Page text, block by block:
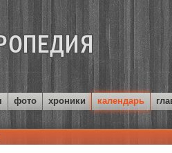
фото хроники календарь